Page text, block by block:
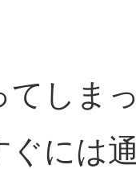
てしま
ぐには